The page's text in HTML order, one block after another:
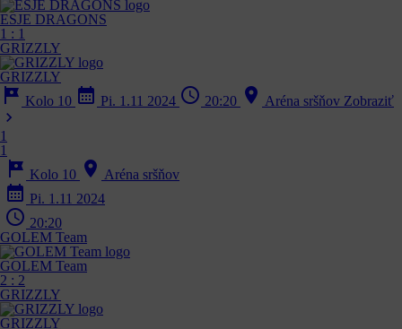
ESJE DRAGONS
1 : 1
GRIZZLY
GRIZZLY
tour Kolo 10 calendar_month Pi. 1.11 2024 schedule 20:20 location_on Aréna sršňov Zobraziť
chevron_right
1
1
tour Kolo 10 location_on Aréna sršňov
calendar_month Pi. 1.11 2024
schedule 20:20
GOLEM Team
GOLEM Team
2 : 2
GRIZZLY
GRIZZLY